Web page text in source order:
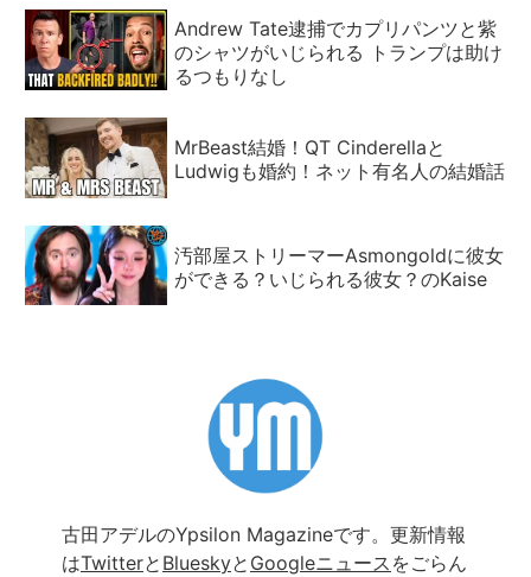
Andrew Tate逮捕でカプリパンツと紫
のシャツがいじられる トランプは助け
るつもりなし
MrBeast結婚！QT Cinderellaと
Ludwigも婚約！ネット有名人の結婚話
汚部屋ストリーマーAsmongoldに彼女
ができる？いじられる彼女？のKaise
古田アデルのYpsilon Magazineです。更新情報
はTwitterと Blueskyと Googleニュース をごらん